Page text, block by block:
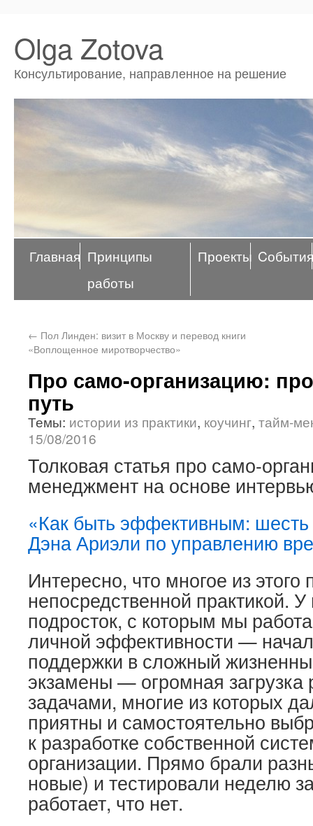
Olga Zotova
Консультирование, направленное на решение
Главная Принципы
работы
Проекты Cобытия
← Пол Линден: визит в Москву и перевод книги
«Воплощенное миротворчество»
Про само-организацию:
путь
Темы: истории из практики, коучинг, тайм-
15/08/2016
Толковая статья про само-
менеджмент на основе
«Как быть эффективным: шесть
Дэна Ариэли по управлению
Интересно, что многое из этого
непосредственной практикой.
подросток, с которым мы
личной эффективности —
поддержки в сложный
экзамены — огромная загрузка
задачами, многие из которых
приятны и самостоятельно
к разработке собственной
организации. Прямо брали
новые) и тестировали неделю
работает, что нет.